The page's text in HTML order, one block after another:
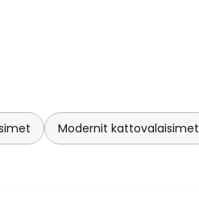
Modernit kattovalaisimet